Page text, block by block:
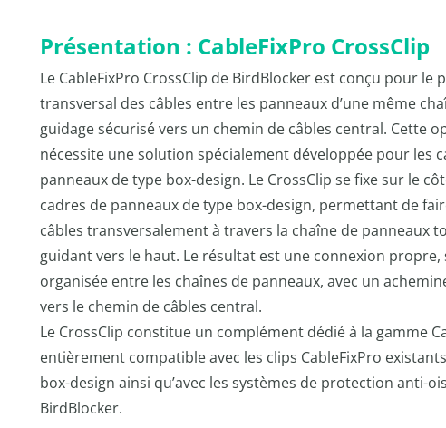
Présentation : CableFixPro CrossClip
Le CableFixPro CrossClip de BirdBlocker est conçu pour le
transversal des câbles entre les panneaux d’une même
guidage sécurisé vers un chemin de câbles central. Cette
nécessite une solution spécialement développée pour les
panneaux de type box-design. Le CrossClip se fixe sur le
cadres de panneaux de type box-design, permettant de
câbles transversalement à travers la chaîne de panneaux
guidant vers le haut. Le résultat est une connexion propre,
organisée entre les chaînes de panneaux, avec un
vers le chemin de câbles central.
Le CrossClip constitue un complément dédié à la gamme
entièrement compatible avec les clips CableFixPro
box-design ainsi qu’avec les systèmes de protection anti-
BirdBlocker.